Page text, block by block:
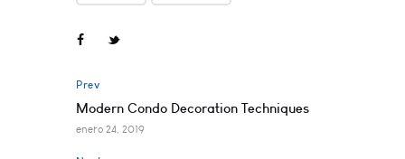
Prev
Modern Condo Decoration Techniques
enero 24, 2019